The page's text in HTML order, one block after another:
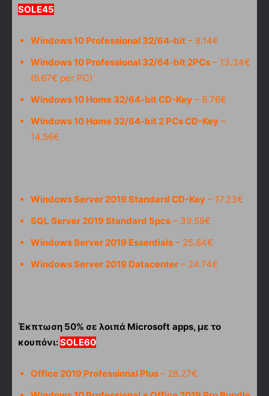
SOLE45
Windows 10 Professional 32/64-bit – 8.14€
Windows 10 Professional 32/64-bit 2PCs – 13.34€
(6.67€ per PC)
Windows 10 Home 32/64-bit CD-Key – 8.76€
Windows 10 Home 32/64-bit 2 PCs CD-Key –
14.56€
Windows Server 2019 Standard CD-Key – 17.23€
SQL Server 2019 Standard 5pcs – 39.59€
Windows Server 2019 Essentials – 25.84€
Windows Server 2019 Datacenter – 24.74€
Έκπτωση 50% σε λοιπά Microsoft apps, με το
κουπόνι:SOLE60
Office 2019 Professional Plus– 28.27€